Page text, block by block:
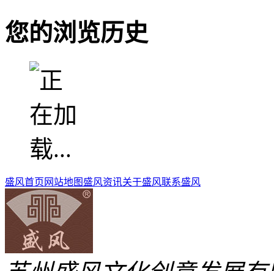
您的浏览历史
盛风首页 网站地图盛风资讯关于盛风联系盛风